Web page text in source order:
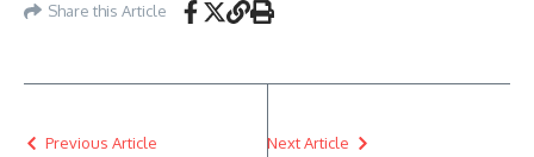
Share this Article
Previous Article Next Article